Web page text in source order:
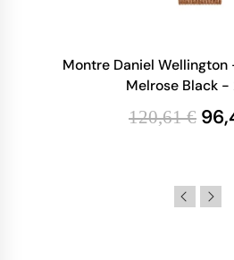
Montre Daniel Wellington
Melrose Black -
120,61 €